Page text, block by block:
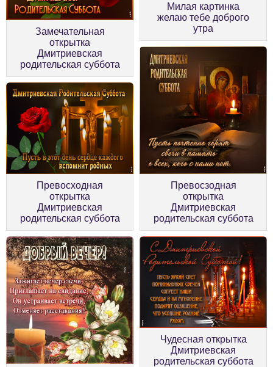
Замечательная
открытка
Дмитриевская
родительская суббота
Милая картинка
желаю тебе доброго
утра
Превосходная
открытка
Дмитриевская
родительская суббота
Превосзодная
открытка
Дмитриевская
родительская суббота
Чудесная открытка
Дмитриевская
родительская суббота